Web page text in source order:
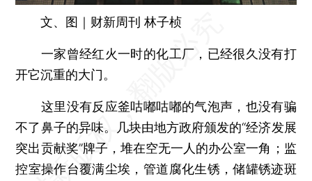
文、图｜财新周刊 林子桢
一家曾经红火一时的化工厂，已经很久没有打
开它沉重的大门。
这里没有反应釜咕嘟咕嘟的气泡声，也没有骗
不了鼻子的异味。几块由地方政府颁发的“经济发展
突出贡献奖”牌子，堆在空无一人的办公室一角；监
控室操作台覆满尘埃，管道腐化生锈，储罐锈迹斑